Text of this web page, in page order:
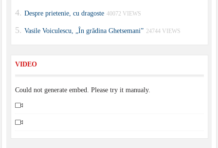
Despre prietenie, cu dragoste 40072 VIEWS
Vasile Voiculescu, „În grădina Ghetsemani” 24744 VIEWS
VIDEO
Could not generate embed. Please try it manualy.